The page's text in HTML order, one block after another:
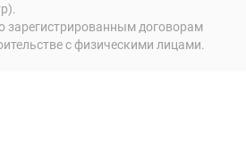
зарегистрированным договорам
с физическими лицами.